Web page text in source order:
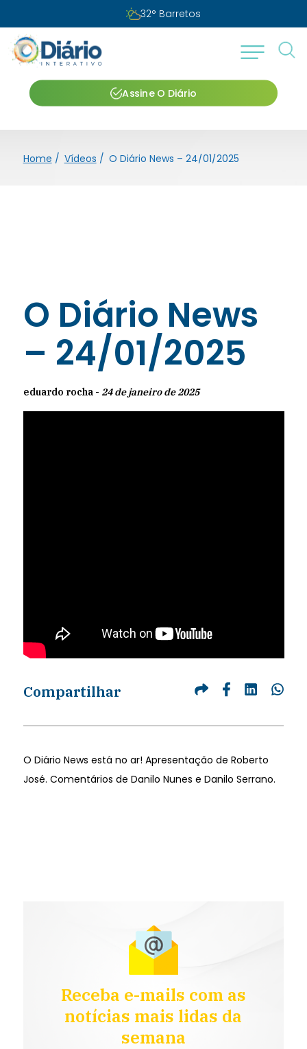
32° Barretos
Assine O Diário
Home / Vídeos / O Diário News – 24/01/2025
O Diário News
– 24/01/2025
eduardo rocha - 24 de janeiro de 2025
Compartilhar
O Diário News está no ar! Apresentação de Roberto
José. Comentários de Danilo Nunes e Danilo Serrano.
Receba e-mails com as
notícias mais lidas da
semana